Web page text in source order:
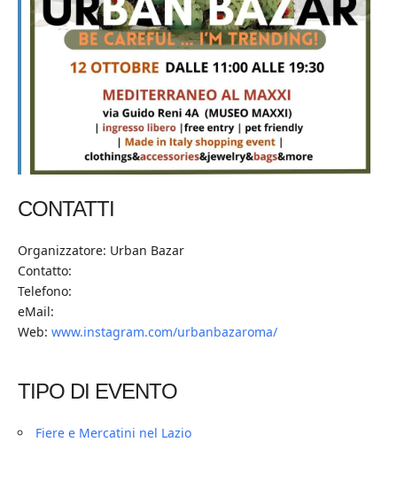
CONTATTI
Organizzatore: Urban Bazar
Contatto:
Telefono:
eMail:
Web: www.instagram.com/urbanbazaroma/
TIPO DI EVENTO
Fiere e Mercatini nel Lazio